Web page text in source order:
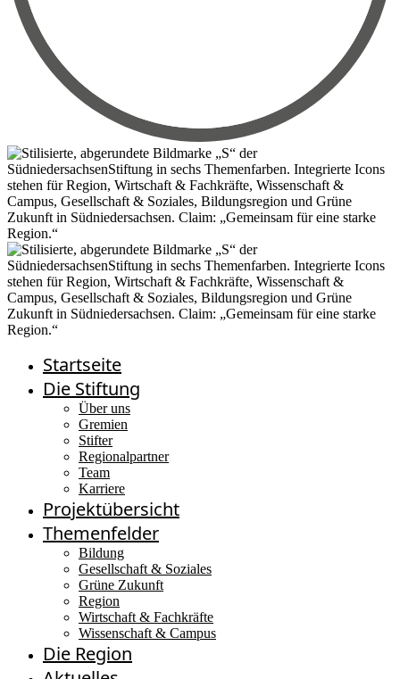
Startseite
Die Stiftung
Über uns
Gremien
Stifter
Regionalpartner
Team
Karriere
Projektübersicht
Themenfelder
Bildung
Gesellschaft & Soziales
Grüne Zukunft
Region
Wirtschaft & Fachkräfte
Wissenschaft & Campus
Die Region